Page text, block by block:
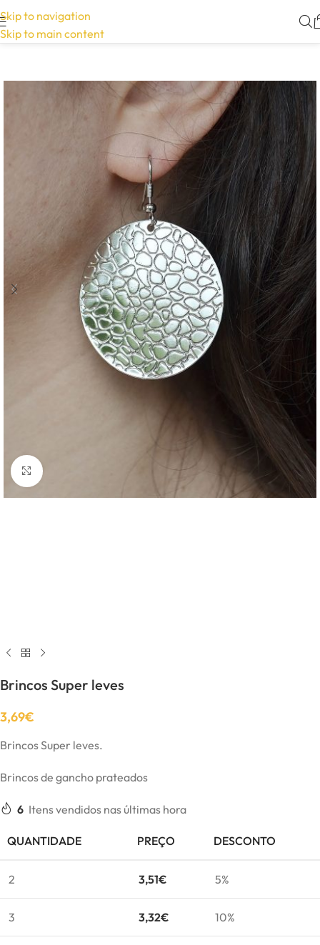
Skip to navigation
Skip to main content
Click to enlarge
Brincos Super leves
3,69€
Brincos Super leves.
Brincos de gancho prateados
6 Itens vendidos nas últimas hora
QUANTIDADE PREÇO DESCONTO
2 3,51€ 5%
3 3,32€ 10%